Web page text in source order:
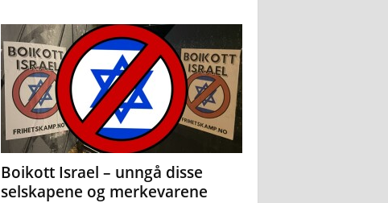
Boikott Israel – unngå disse
selskapene og merkevarene